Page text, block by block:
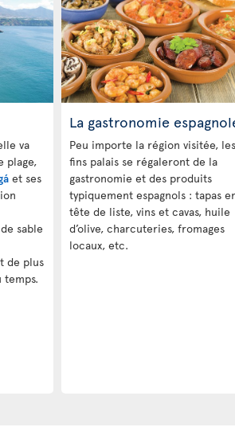
va
plage,
et ses
sable
de plus
temps.
La gastronomie
Peu importe la région visitée, les
fins palais se régaleront de la
gastronomie et des produits
typiquement espagnols : tapas
tête de liste, vins et cavas, huile
d’olive, charcuteries, fromages
locaux, etc.